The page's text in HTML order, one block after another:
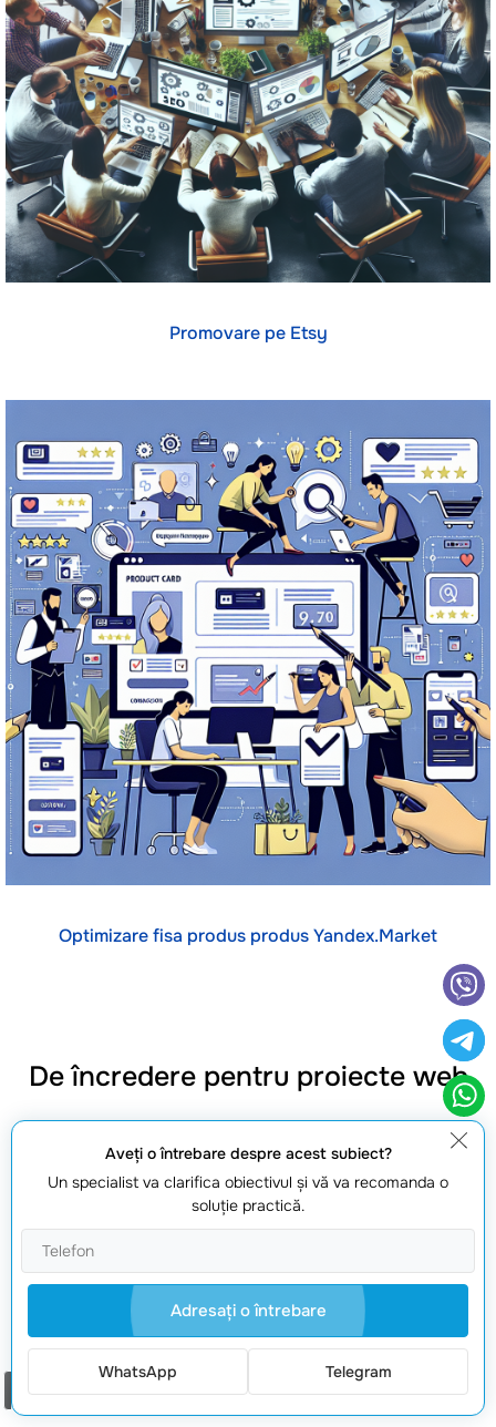
Promovare pe Etsy
Optimizare fisa produs produs Yandex.Market
De încredere pentru proiecte web
Experiență confirmată
Lucrăm din 2008 și livrăm proiecte stabile, cu proces clar și
suport după lansare.
Aveţi o întrebare despre acest subiect?
Un specialist va clarifica obiectivul şi vă va recomanda o
soluţie practică.
Adresaţi o întrebare
WhatsApp Telegram
Comanda un apel